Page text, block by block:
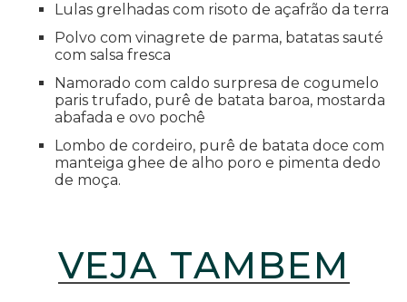
Lulas grelhadas com risoto de açafrão da terra
Polvo com vinagrete de parma, batatas sauté
com salsa fresca
Namorado com caldo surpresa de cogumelo
paris trufado, purê de batata baroa, mostarda
abafada e ovo pochê
Lombo de cordeiro, purê de batata doce com
manteiga ghee de alho poro e pimenta dedo
de moça.
VEJA TAMBÉM